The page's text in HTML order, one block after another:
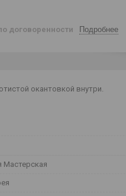
договоренности Подробнее
окантовкой внутри.
Мастерская